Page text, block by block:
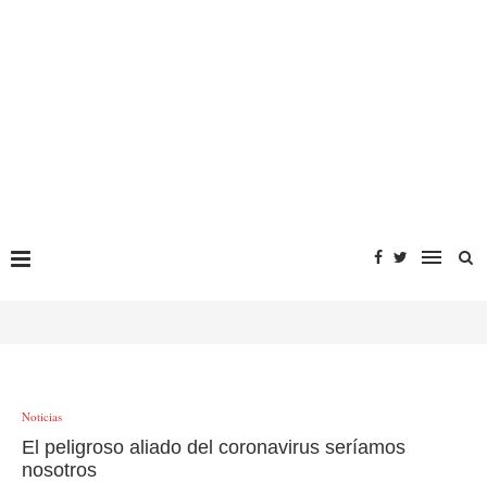
Noticias
El peligroso aliado del coronavirus seríamos
nosotros